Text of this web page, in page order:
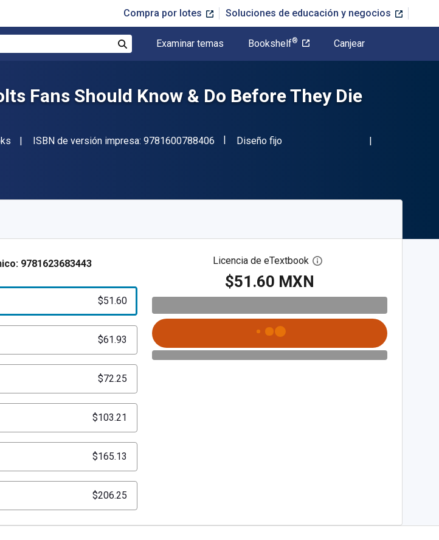
Compra por lotes Soluciones de educación y negocios
Examinar temas Bookshelf® Canjear
Fans Should Know & Do Before They Die
ISBN de versión impresa: 9781600788406 "ISBN-13 9781600788406"
Formato
Diseño fijo
9781623683443
$51.60
$61.93
$72.25
$103.21
$165.13
$206.25
Licencia de eTextbook Abre el cuadro de diálogo
$51.60 MXN